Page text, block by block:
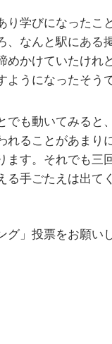
学びになったこ
なんと駅にある
かけていたけれ
うになったそうで
も動いてみると
れることがあまり
ます。それでも
手ごたえは出て
」投票をお願い